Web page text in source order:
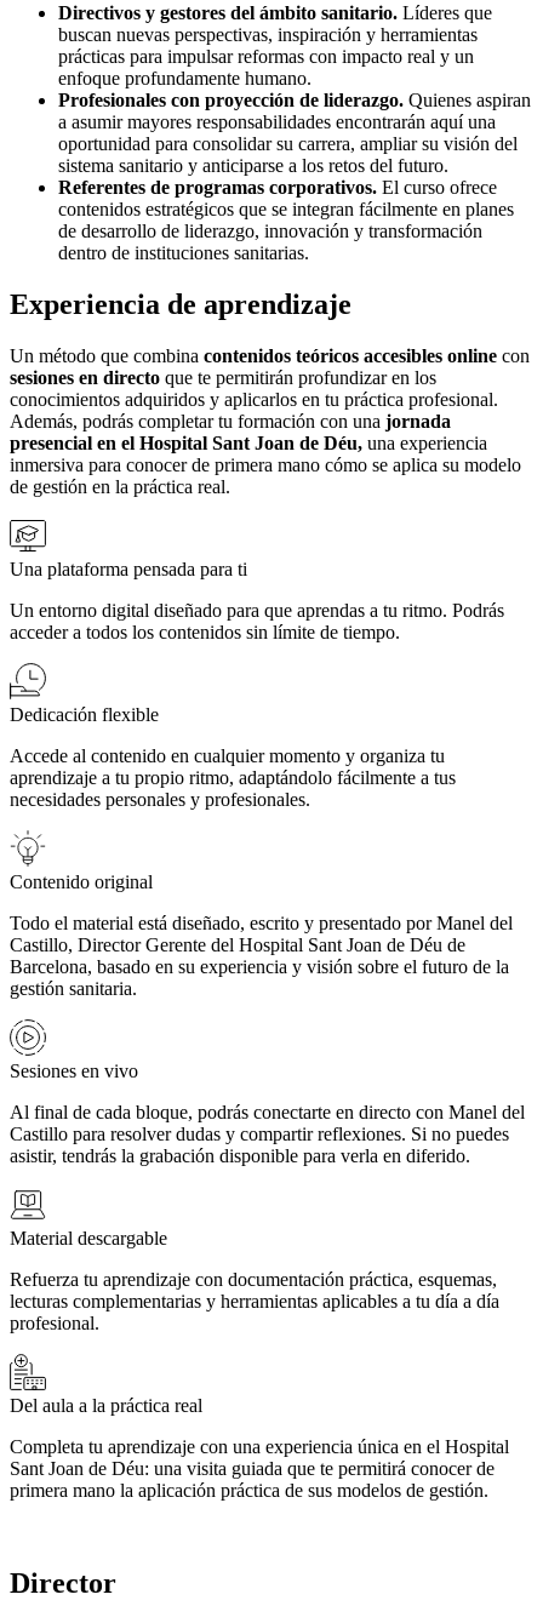
Directivos y gestores del ámbito sanitario. Líderes que
buscan nuevas perspectivas, inspiración y herramientas
prácticas para impulsar reformas con impacto real y un
enfoque profundamente humano.
Profesionales con proyección de liderazgo. Quienes aspiran
a asumir mayores responsabilidades encontrarán aquí una
oportunidad para consolidar su carrera, ampliar su visión del
sistema sanitario y anticiparse a los retos del futuro.
Referentes de programas corporativos. El curso ofrece
contenidos estratégicos que se integran fácilmente en planes
de desarrollo de liderazgo, innovación y transformación
dentro de instituciones sanitarias.
Experiencia de aprendizaje
Un método que combina contenidos teóricos accesibles online con
sesiones en directo que te permitirán profundizar en los
conocimientos adquiridos y aplicarlos en tu práctica profesional.
Además, podrás completar tu formación con una jornada
presencial en el Hospital Sant Joan de Déu, una experiencia
inmersiva para conocer de primera mano cómo se aplica su modelo
de gestión en la práctica real.
Una plataforma pensada para ti
Un entorno digital diseñado para que aprendas a tu ritmo. Podrás
acceder a todos los contenidos sin límite de tiempo.
Dedicación flexible
Accede al contenido en cualquier momento y organiza tu
aprendizaje a tu propio ritmo, adaptándolo fácilmente a tus
necesidades personales y profesionales.
Contenido original
Todo el material está diseñado, escrito y presentado por Manel del
Castillo, Director Gerente del Hospital Sant Joan de Déu de
Barcelona, basado en su experiencia y visión sobre el futuro de la
gestión sanitaria.
Sesiones en vivo
Al final de cada bloque, podrás conectarte en directo con Manel del
Castillo para resolver dudas y compartir reflexiones. Si no puedes
asistir, tendrás la grabación disponible para verla en diferido.
Material descargable
Refuerza tu aprendizaje con documentación práctica, esquemas,
lecturas complementarias y herramientas aplicables a tu día a día
profesional.
Del aula a la práctica real
Completa tu aprendizaje con una experiencia única en el Hospital
Sant Joan de Déu: una visita guiada que te permitirá conocer de
primera mano la aplicación práctica de sus modelos de gestión.
Director